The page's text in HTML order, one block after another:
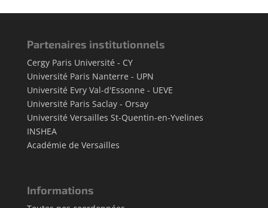
Partenaires institutionnels
Cergy Paris Université - CY
Université Paris Nanterre - UPN
Université Evry Val-d'Essonne - UEVE
Université Paris Saclay - Orsay
Université Versailles St-Quentin-en-Yvelines
INSHEA
Académie de Versailles
Informations